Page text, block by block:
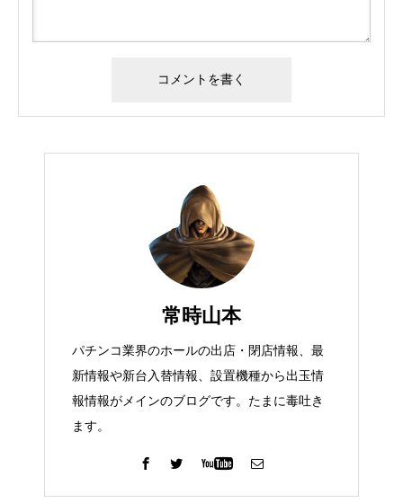
常時山本
パチンコ業界のホールの出店・閉店情報、最
新情報や新台入替情報、設置機種から出玉情
報情報がメインのブログです。たまに毒吐き
ます。